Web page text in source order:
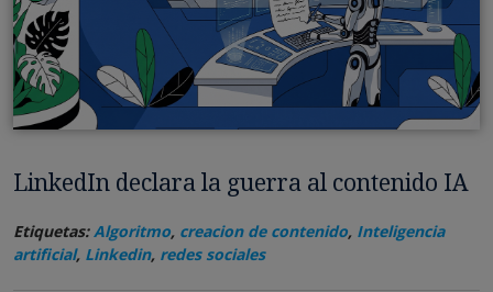
LinkedIn declara la guerra al contenido IA
Etiquetas:Algoritmo, creacion de contenido, Inteligencia
artificial, Linkedin, redes sociales